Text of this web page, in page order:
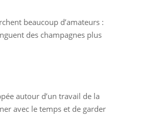
beaucoup d’amateurs :
des champagnes plus
autour d’un travail de la
avec le temps et de garder